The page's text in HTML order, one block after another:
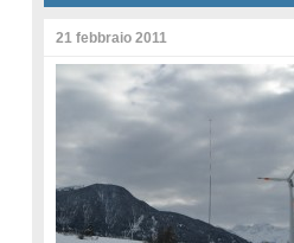
21 febbraio 2011